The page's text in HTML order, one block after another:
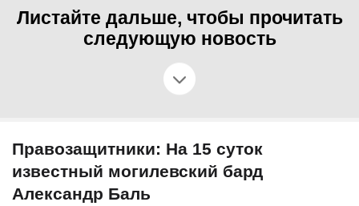
Листайте дальше, чтобы прочитать
следующую новость